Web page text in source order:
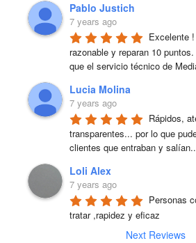
Pablo Justich
7 years ago
Excelente
razonable y reparan 10
que el servicio técnico de
Lucia Molina
7 years ago
Rápidos,
transparentes... por lo que
clientes que entraban y salían.
Loli Alex
7 years ago
Personas
tratar ,rapidez y eficaz
Next Reviews